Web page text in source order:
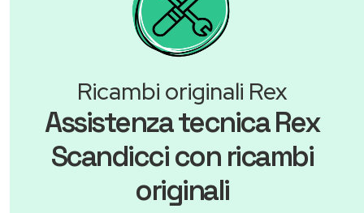
Ricambi originali Rex
Assistenza tecnica Rex
Scandicci con ricambi
originali